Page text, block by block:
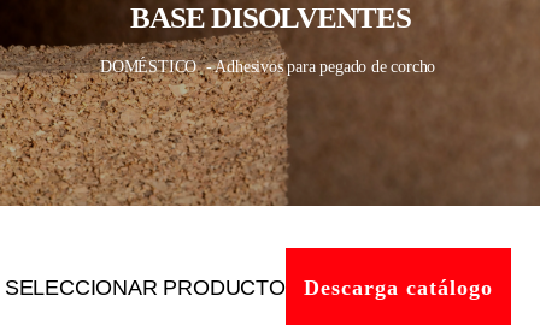
BASE DISOLVENTES
DOMÉSTICO- Adhesivos para pegado de corcho
SELECCIONAR PRODUCTO Descarga catálogo